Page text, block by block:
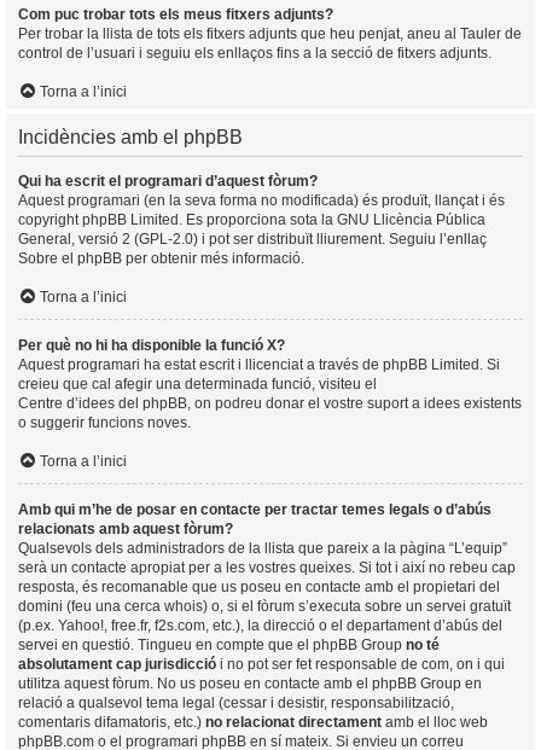
Com puc trobar tots els meus fitxers adjunts?
Per trobar la llista de tots els fitxers adjunts que heu penjat, aneu al Tauler de
control de l’usuari i seguiu els enllaços fins a la secció de fitxers adjunts.
Torna a l’inici
Incidències amb el phpBB
Qui ha escrit el programari d’aquest fòrum?
Aquest programari (en la seva forma no modificada) és produït, llançat i és
copyrightphpBB Limited . Es proporciona sota la GNU Llicència Pública
General, versió 2 (GPL-2.0) i pot ser distribuït lliurement. Seguiu l’enllaç
Sobre el phpBB per obtenir més informació.
Torna a l’inici
Per què no hi ha disponible la funció X?
Aquest programari ha estat escrit i llicenciat a través de phpBB Limited. Si
creieu que cal afegir una determinada funció, visiteu el
Centre d’idees del phpBB, on podreu donar el vostre suport a idees existents
o suggerir funcions noves.
Torna a l’inici
Amb qui m’he de posar en contacte per tractar temes legals o d’abús
relacionats amb aquest fòrum?
Qualsevols dels administradors de la llista que pareix a la pàgina “L’equip”
serà un contacte apropiat per a les vostres queixes. Si tot i així no rebeu cap
resposta, és recomanable que us poseu en contacte amb el propietari del
domini (feu una cerca whois) o, si el fòrum s’executa sobre un servei gratuït
(p.ex. Yahoo!, free.fr, f2s.com, etc.), la direcció o el departament d’abús del
servei en questió. Tingueu en compte que el phpBB Group no té
absolutament cap jurisdicció i no pot ser fet responsable de com, on i qui
utilitza aquest fòrum. No us poseu en contacte amb el phpBB Group en
relació a qualsevol tema legal (cessar i desistir, responsabilització,
comentaris difamatoris, etc.) no relacionat directament amb el lloc web
phpBB.com o el programari phpBB en sí mateix. Si envieu un correu